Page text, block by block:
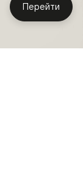
Перейти